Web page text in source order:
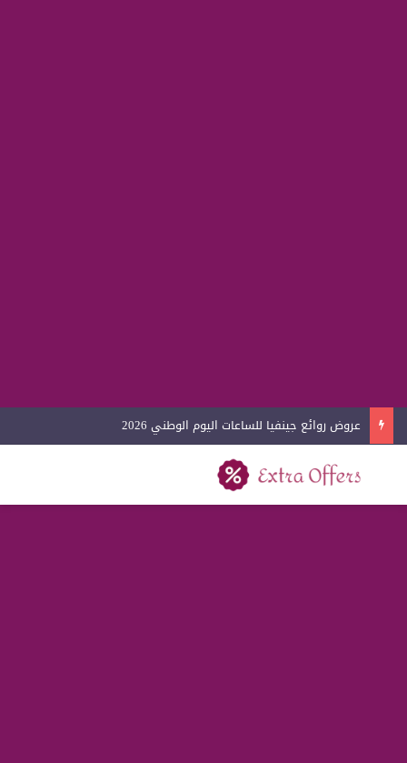
عروض روائع جينفيا للساعات اليوم الوطني 2026
بحث عن